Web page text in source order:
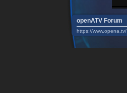
openATV Forum
https://www.opena.tv/